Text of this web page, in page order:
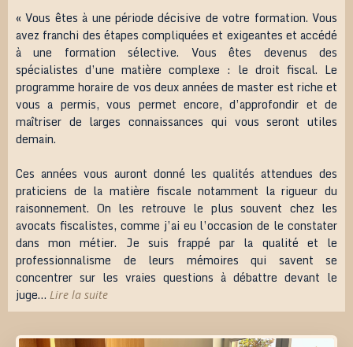
« Vous êtes à une période décisive de votre formation. Vous
avez franchi des étapes compliquées et exigeantes et accédé
à une formation sélective. Vous êtes devenus des
spécialistes d’une matière complexe : le droit fiscal. Le
programme horaire de vos deux années de master est riche et
vous a permis, vous permet encore, d’approfondir et de
maîtriser de larges connaissances qui vous seront utiles
demain.
Ces années vous auront donné les qualités attendues des
praticiens de la matière fiscale notamment la rigueur du
raisonnement. On les retrouve le plus souvent chez les
avocats fiscalistes, comme j’ai eu l’occasion de le constater
dans mon métier. Je suis frappé par la qualité et le
professionnalisme de leurs mémoires qui savent se
concentrer sur les vraies questions à débattre devant le
juge… Lire la suite